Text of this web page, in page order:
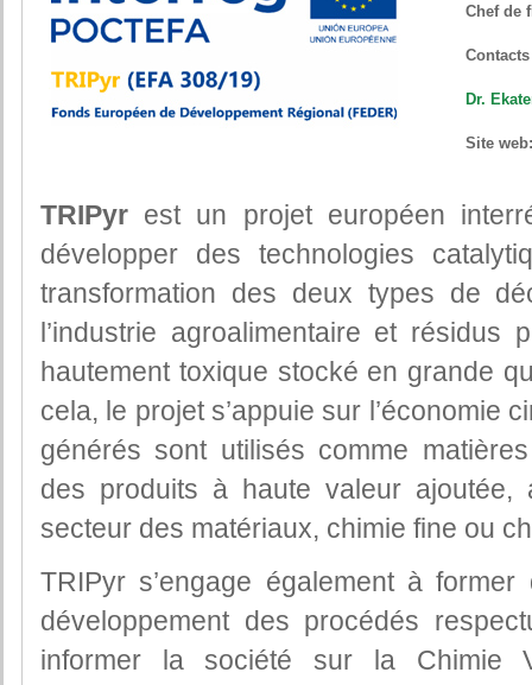
Chef de
Dr.
Site
TRIPyr est un projet européen
développer des technologies
transformation des deux types de
l’industrie agroalimentaire et résidus
hautement toxique stocké en grande
cela, le projet s’appuie sur l’économie
générés sont utilisés comme
des produits à haute valeur
secteur des matériaux, chimie fine ou
TRIPyr s’engage également à
développement des procédés
informer la société sur la Chimie